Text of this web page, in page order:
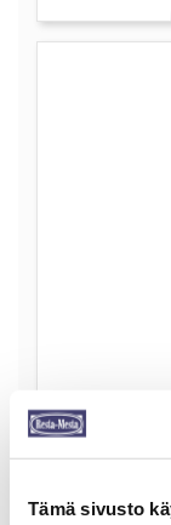
Tämä sivusto